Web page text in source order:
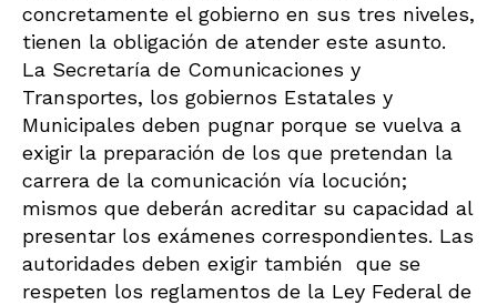
concretamente el gobierno en sus tres niveles,
tienen la obligación de atender este asunto.
La Secretaría de Comunicaciones y
Transportes, los gobiernos Estatales y
Municipales deben pugnar porque se vuelva a
exigir la preparación de los que pretendan la
carrera de la comunicación vía locución;
mismos que deberán acreditar su capacidad al
presentar los exámenes correspondientes. Las
autoridades deben exigir también que se
respeten los reglamentos de la Ley Federal de